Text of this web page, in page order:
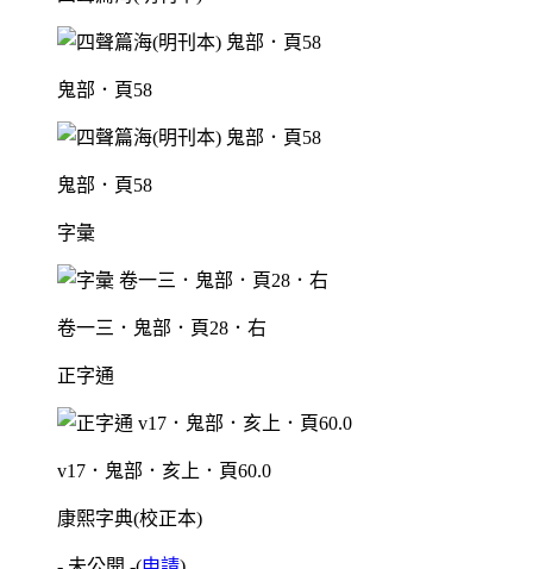
鬼部．頁58
鬼部．頁58
字彙
卷一三．鬼部．頁28．右
正字通
v17．鬼部．亥上．頁60.0
康熙字典(校正本)